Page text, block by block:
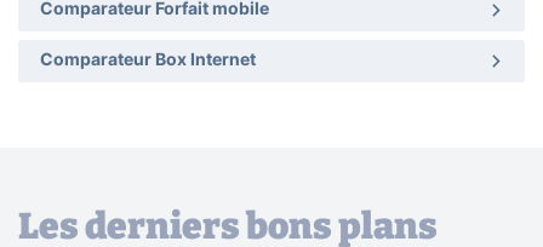
Comparateur Forfait mobile
Comparateur Box Internet
Les derniers bons plans